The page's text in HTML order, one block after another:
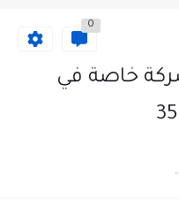
مطلوب عامل نظافة عدد 2 بدوام كامل او جزئي في...
0
خاصة في